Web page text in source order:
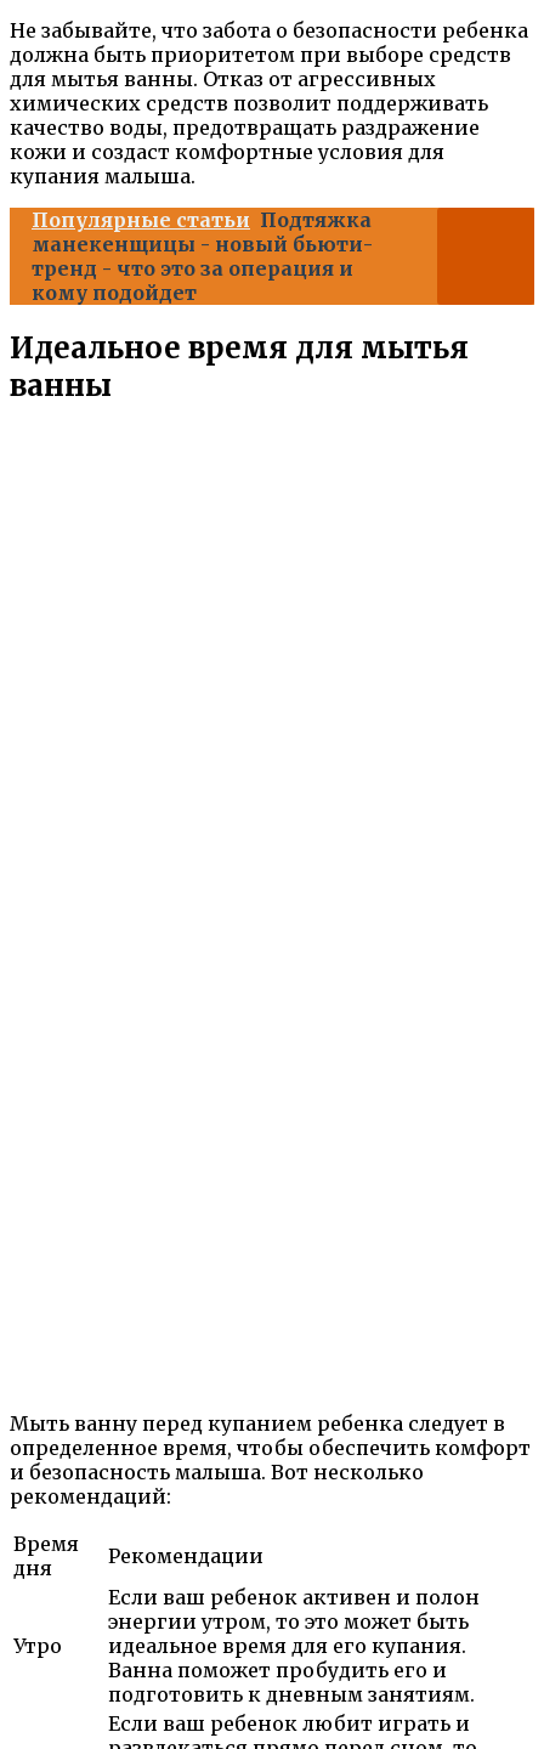
Не забывайте, что забота о безопасности ребенка
должна быть приоритетом при выборе средств
для мытья ванны. Отказ от агрессивных
химических средств позволит поддерживать
качество воды, предотвращать раздражение
кожи и создаст комфортные условия для
купания малыша.
Популярные статьи Подтяжка
манекенщицы - новый бьюти-
тренд - что это за операция и
кому подойдет
Идеальное время для мытья
ванны
Мыть ванну перед купанием ребенка следует в
определенное время, чтобы обеспечить комфорт
и безопасность малыша. Вот несколько
рекомендаций:
Время
дня
Рекомендации
Утро
Если ваш ребенок активен и полон
энергии утром, то это может быть
идеальное время для его купания.
Ванна поможет пробудить его и
подготовить к дневным занятиям.
Если ваш ребенок любит играть и